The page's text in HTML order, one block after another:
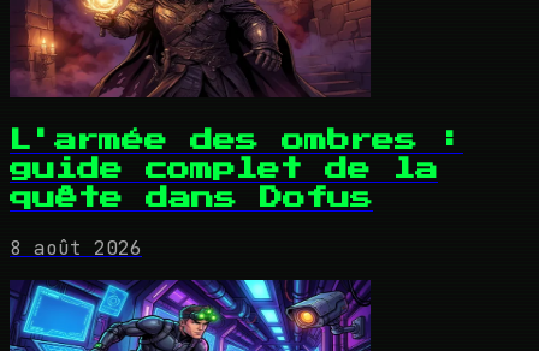
L'armée des ombres :
guide complet de la
quête dans Dofus
8 août 2026